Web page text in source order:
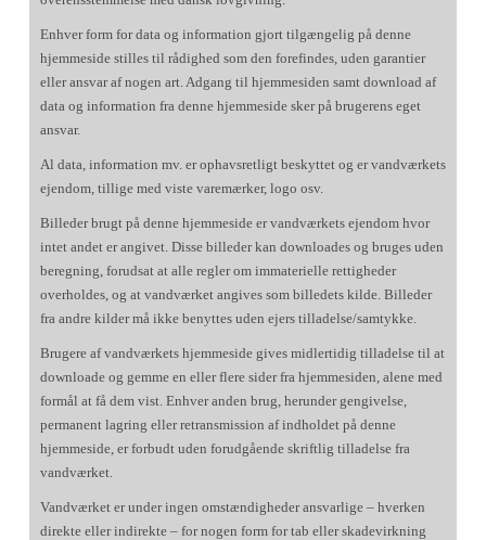
Enhver form for data og information gjort tilgængelig på denne
hjemmeside stilles til rådighed som den forefindes, uden garantier
eller ansvar af nogen art. Adgang til hjemmesiden samt download af
data og information fra denne hjemmeside sker på brugerens eget
ansvar.
Al data, information mv. er ophavsretligt beskyttet og er vandværkets
ejendom, tillige med viste varemærker, logo osv.
Billeder brugt på denne hjemmeside er vandværkets ejendom hvor
intet andet er angivet. Disse billeder kan downloades og bruges uden
beregning, forudsat at alle regler om immaterielle rettigheder
overholdes, og at vandværket angives som billedets kilde. Billeder
fra andre kilder må ikke benyttes uden ejers tilladelse/samtykke.
Brugere af vandværkets hjemmeside gives midlertidig tilladelse til at
downloade og gemme en eller flere sider fra hjemmesiden, alene med
formål at få dem vist. Enhver anden brug, herunder gengivelse,
permanent lagring eller retransmission af indholdet på denne
hjemmeside, er forbudt uden forudgående skriftlig tilladelse fra
vandværket.
Vandværket er under ingen omstændigheder ansvarlige – hverken
direkte eller indirekte – for nogen form for tab eller skadevirkning